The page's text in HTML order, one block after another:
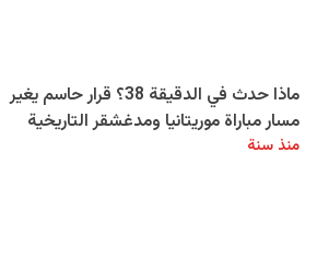
ماذا حدث في الدقيقة 38؟ قرار حاسم يغير
مسار مباراة موريتانيا ومدغشقر التاريخية
منذ سنة